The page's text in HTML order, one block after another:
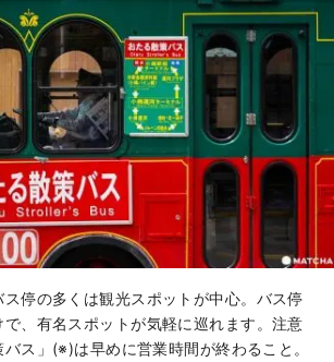
停の多くは観光スポットが中心。バス停
、有名スポットが気軽に巡れます。注意
ス」(※)は早めに営業時間が終わること。